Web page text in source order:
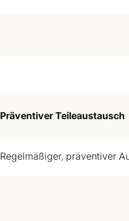
Präventiver Teileaustausch
Regelmäßiger, präventiver